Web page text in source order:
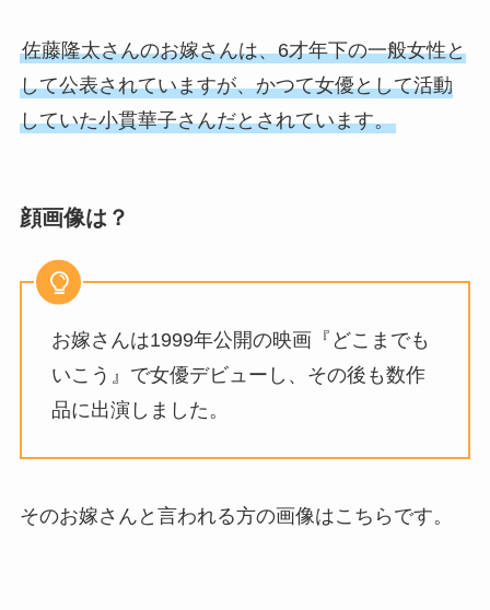
佐藤隆太さんのお嫁さんは、6才年下の一般女性と
して公表されていますが、かつて女優として活動
していた小貫華子さんだとされています。
顔画像は？
お嫁さんは1999年公開の映画『どこまでも
いこう』で女優デビューし、その後も数作
品に出演しました。
そのお嫁さんと言われる方の画像はこちらです。